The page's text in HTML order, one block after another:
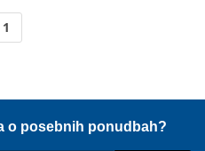
1
o posebnih ponudbah?